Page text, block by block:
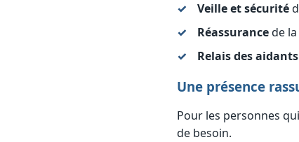
Veille et sécurité
Réassurancede la
Relais des aidants
Une présence
Pour les personnes
de besoin.